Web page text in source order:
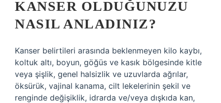
KANSER OLDUĞUNUZU
NASIL ANLADINIZ?
Kanser belirtileri arasında beklenmeyen kilo kaybı,
koltuk altı, boyun, göğüs ve kasık bölgesinde kitle
veya şişlik, genel halsizlik ve uzuvlarda ağrılar,
öksürük, vajinal kanama, cilt lekelerinin şekil ve
renginde değişiklik, idrarda ve/veya dışkıda kan,